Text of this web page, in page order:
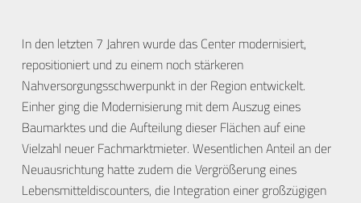
In den letzten 7 Jahren wurde das Center modernisiert,
repositioniert und zu einem noch stärkeren
Nahversorgungsschwerpunkt in der Region entwickelt.
Einher ging die Modernisierung mit dem Auszug eines
Baumarktes und die Aufteilung dieser Flächen auf eine
Vielzahl neuer Fachmarktmieter. Wesentlichen Anteil an der
Neuausrichtung hatte zudem die Vergrößerung eines
Lebensmitteldiscounters, die Integration einer großzügigen